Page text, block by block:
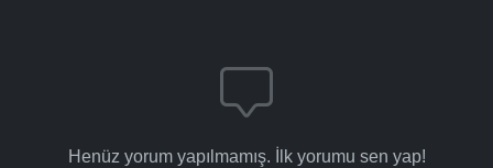
Henüz yorum yapılmamış. İlk yorumu sen yap!